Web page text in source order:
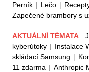
Perník | Lečo |
Zapečené brambory s
AKTUÁLNÍ TÉMATA
kyberútoky | Instalace
skládací Samsung |
11 zdarma | Anthropic